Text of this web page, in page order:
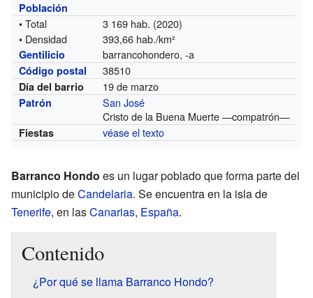
Población
• Total
3 169 hab. (2020)
• Densidad
393,66 hab./km²
Gentilicio barrancohondero, -a
Código postal 38510
Día del barrio 19 de marzo
Patrón
San José
Cristo de la Buena Muerte —compatrón—
Fiestas véase el texto
Barranco Hondo es un lugar poblado que forma parte del
municipio deCandelaria. Se encuentra en la isla de
Tenerife, en lasCanarias, España.
Contenido
¿Por qué se llama Barranco Hondo?